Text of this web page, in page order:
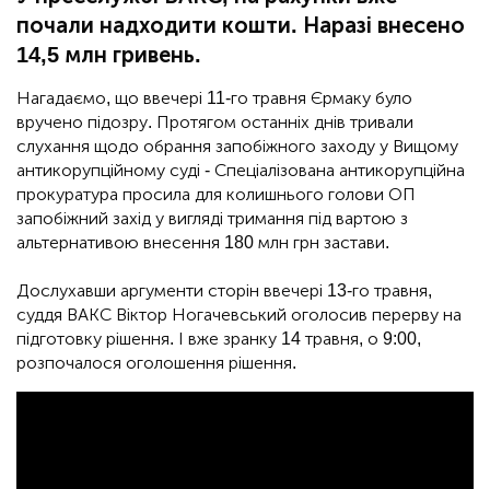
почали надходити кошти. Наразі внесено
14,5 млн гривень.
Нагадаємо, що ввечері 11-го травня Єрмаку було
вручено підозру. Протягом останніх днів тривали
слухання щодо обрання запобіжного заходу у Вищому
антикорупційному суді - Спеціалізована антикорупційна
прокуратура просила для колишнього голови ОП
запобіжний захід у вигляді тримання під вартою з
альтернативою внесення 180 млн грн застави.
Дослухавши аргументи сторін ввечері 13-го травня,
суддя ВАКС Віктор Ногачевський оголосив перерву на
підготовку рішення. І вже зранку 14 травня, о 9:00,
розпочалося оголошення рішення.